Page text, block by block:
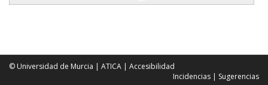
© Universidad de Murcia | ATICA | Accesibilidad
Incidencias | Sugerencias